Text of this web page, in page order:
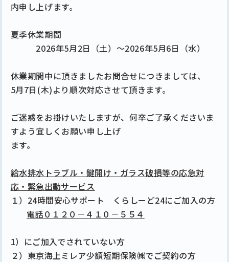
内申し上げます。
夏季休業期間
2026年5月2日（土）～2026年5月6日（水）
休業期間中に頂きましたお問合せにつきましては、
5月7日 (木)より順次対応させて頂きます。
ご迷惑をお掛けいたしますが、何卒ご了承くださいま
すよう宜しくお願い申し上げ
ます。
給水排水トラブル・鍵開け・ガラス破損等の応急対
応・緊急出動サービス
１） 24時間安心サポート くらしーど24にご加入の方
電話０１２０－４１０－５５４
1）にご加入でされていない方
２）東京海上ミレア少額短期保険㈱でご契約の方